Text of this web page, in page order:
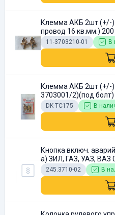
Клемма АКБ 2шт (+/-)
провод 16 кв.мм.)
11-3703210-01 В
Клемма АКБ 2шт (+/-)
3703001/2)(под
DK-TC175 В
Кнопка включ.
а) ЗИЛ, ГАЗ, УАЗ, ВАЗ
ALKA)
245.3710-02 В